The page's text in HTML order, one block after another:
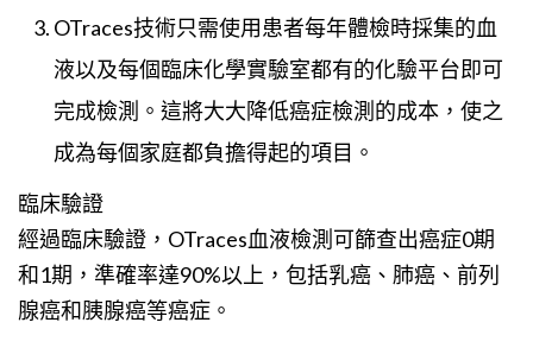
OTraces技術只需使用患者每年體檢時採集的血
液以及每個臨床化學實驗室都有的化驗平台即可
完成檢測。這將大大降低癌症檢測的成本，使之
成為每個家庭都負擔得起的項目。
臨床驗證
經過臨床驗證，OTraces血液檢測可篩查出癌症0期
和1期，準確率達90%以上，包括乳癌、肺癌、前列
腺癌和胰腺癌等癌症。